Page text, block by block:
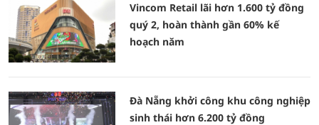
Vincom Retail lãi hơn 1.600 tỷ đồng
quý 2, hoàn thành gần 60% kế
hoạch năm
Đà Nẵng khởi công khu công nghiệp
sinh thái hơn 6.200 tỷ đồng